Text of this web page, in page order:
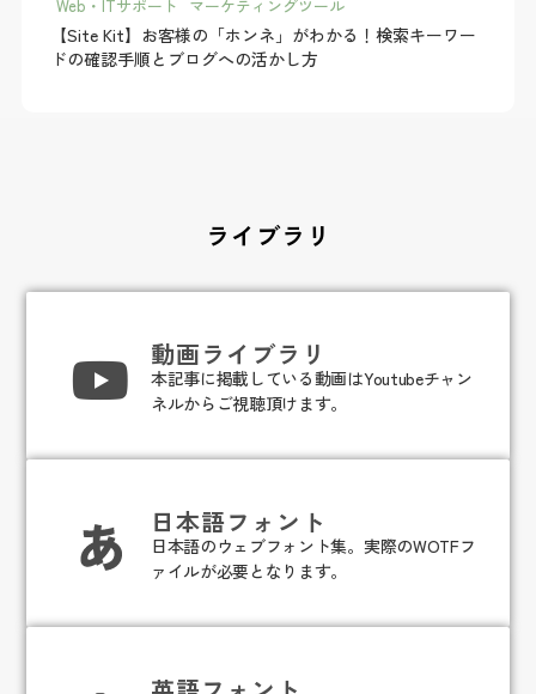
Web・ITサポート マーケティングツール
【Site Kit】お客様の「ホンネ」がわかる！検索キーワー
ドの確認手順とブログへの活かし方
ライブラリ
動画ライブラリ
本記事に掲載している動画はYoutubeチャン
ネルからご視聴頂けます。
日本語フォント
日本語のウェブフォント集。実際のWOTFフ
ァイルが必要となります。